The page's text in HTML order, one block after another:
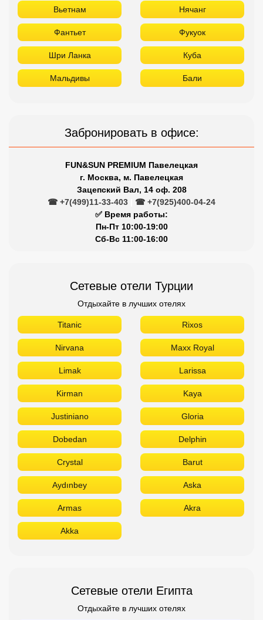
Забронировать в офисе:
FUN&SUN PREMIUM Павелецкая
г. Москва, м. Павелецкая
Зацепский Вал, 14 оф. 208
☎ +7(499)11-33-403
☎ +7(925)400-04-24
Сетевые отели Турции
Отдыхайте в лучших отелях
Titanic
Justiniano Gloria
Dobedan Delphin
Crystal Barut
Aydınbey Aska
Armas Akra
Akka
Сетевые отели Египта
Отдыхайте в лучших отелях
Novotel Movenpick